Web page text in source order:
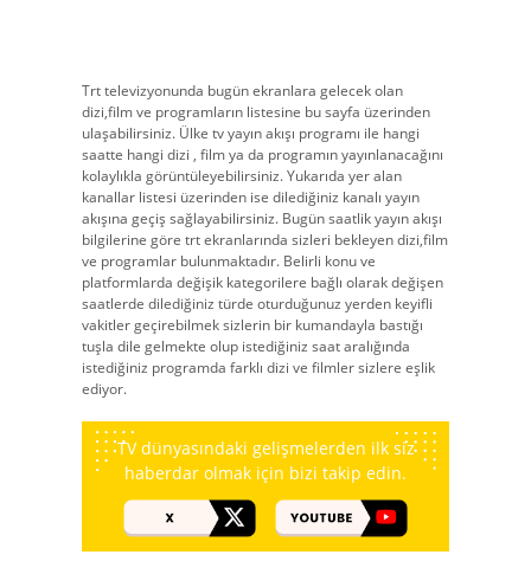
Trt televizyonunda bugün ekranlara gelecek olan
dizi,film ve programların listesine bu sayfa üzerinden
ulaşabilirsiniz. Ülke tv yayın akışı programı ile hangi
saatte hangi dizi , film ya da programın yayınlanacağını
kolaylıkla görüntüleyebilirsiniz. Yukarıda yer alan
kanallar listesi üzerinden ise dilediğiniz kanalı yayın
akışına geçiş sağlayabilirsiniz. Bugün saatlik yayın akışı
bilgilerine göre trt ekranlarında sizleri bekleyen dizi,film
ve programlar bulunmaktadır. Belirli konu ve
platformlarda değişik kategorilere bağlı olarak değişen
saatlerde dilediğiniz türde oturduğunuz yerden keyifli
vakitler geçirebilmek sizlerin bir kumandayla bastığı
tuşla dile gelmekte olup istediğiniz saat aralığında
istediğiniz programda farklı dizi ve filmler sizlere eşlik
ediyor.
TV dünyasındaki gelişmelerden ilk siz
haberdar olmak için bizi takip edin.